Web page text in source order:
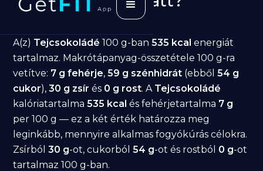
A(z) Tejcsokoládé 100 g-ban535 kcal energiát
tartalmaz. Makrótápanyag-összetétele 100 g-ra
vetítve: 7 g fehérje,59 g szénhidrát (ebből54 g
cukor),30 g zsír és 0 g rost. A Tejcsokoládé
kalóriatartalma535 kcal és fehérjetartalma 7 g
per 100 g — ez a két érték határozza meg
leginkább, mennyire alkalmas fogyókúrás célokra.
Zsírból30 g-ot, cukorból54 g-ot és rostból 0 g-ot
tartalmaz 100 g-ban.